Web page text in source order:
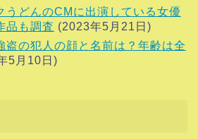
うどんのCMに出演している女優
品も調査 (2023年5月21日)
盗の犯人の顔と名前は？年齢は全
5月10日)